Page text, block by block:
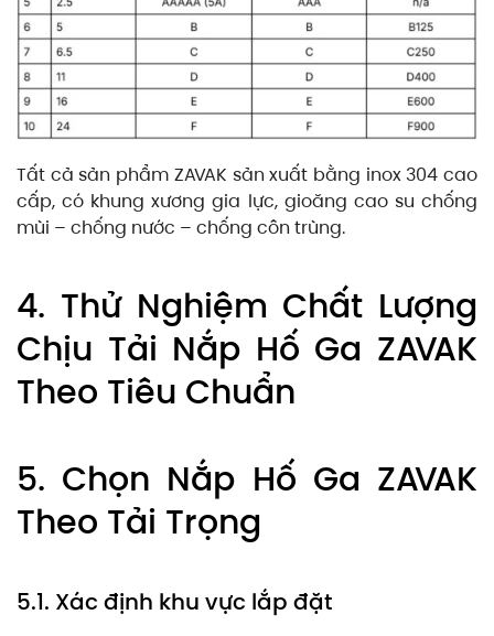
Tất cả sản phẩm ZAVAK sản xuất bằng inox 304 cao
cấp, có khung xương gia lực, gioăng cao su chống
mùi – chống nước – chống côn trùng.
4. Thử Nghiệm Chất Lượng
Chịu Tải Nắp Hố Ga ZAVAK
Theo Tiêu Chuẩn
5. Chọn Nắp Hố Ga ZAVAK
Theo Tải Trọng
5.1. Xác định khu vực lắp đặt